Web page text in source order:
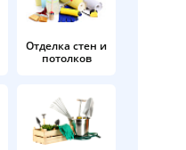
Отделка стен и
потолков